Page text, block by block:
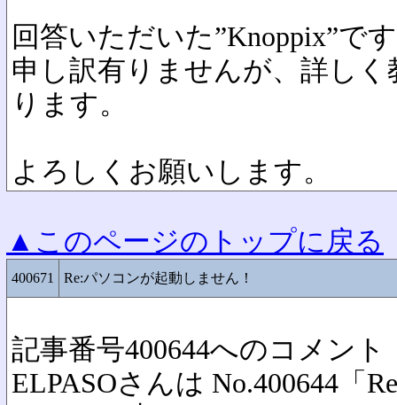
回答いただいた”Knoppix”で
申し訳有りませんが、詳し
ります。
よろしくお願いします。
▲このページのトップに戻る
400671 Re:パソコンが起動しません！
記事番号400644へのコメント
ELPASOさんは No.400644「